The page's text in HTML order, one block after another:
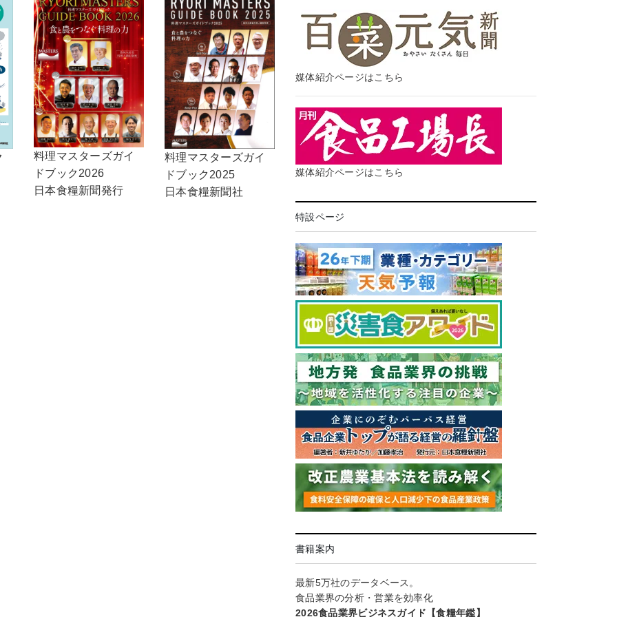
料理マスターズガイ
ドブック2026
日本食糧新聞発行
料理マスターズガイ
ドブック2025
日本食糧新聞社
媒体紹介ページはこちら
媒体紹介ページはこちら
特設ページ
書籍案内
最新5万社のデータベース。
食品業界の分析・営業を効率化
2026食品業界ビジネスガイド【食糧年鑑】